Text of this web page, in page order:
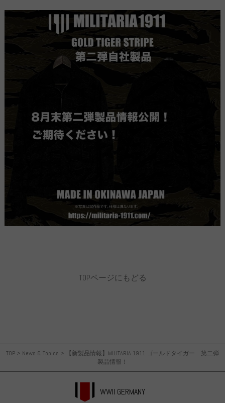
TOP > News & Topics >
【新製品情報】MILITARIA 1911 ゴールドタイガー 第二弾
製品情報！
WWII GERMANY
TOPページにもどる